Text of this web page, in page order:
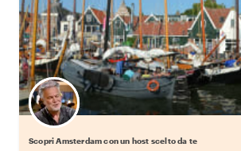
Scegli il tuo local preferito
Scopri Amsterdam con un host scelto da te